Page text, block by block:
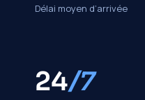
Délai moyen d’arrivée
24/7